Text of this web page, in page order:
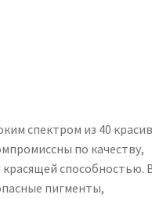
спектром из 40
по качеству,
способностью.
пигменты,